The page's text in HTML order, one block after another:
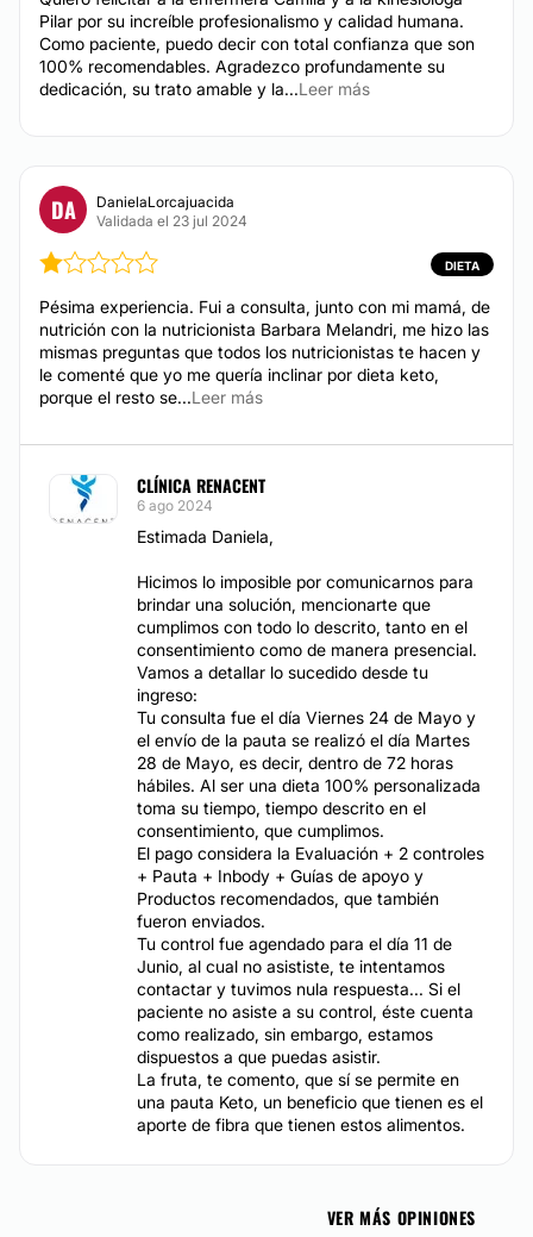
Lunares
Alopecia
Eliminar grasa localizada
Peeling
Drenaje linfático
Masaje reductivo
Carboxiterapia
Dieta
Cavitación
Radiofrecuencia
ESTÉTICA DENTAL
Endodoncia
Brackets
Diseño de Sonrisa
Blanquear dientes
Bruxismo
AUMENTO MAMARIO
El Aumento Mamario es una de las cirugías más
solicitadas en el área de la cirugía estética y Clínica
Renacent es uno de los líderes en la materia. El
procedimiento consiste en colocar un implante o
prótesis de silicona detrás de la glándula mamaria o el
músculo pectoral, con el fin de aumentar el tamaño
de las mamas. Se trata además de una intervención
ambulatoria, sin necesidad de pasar la noche en la
CONTACTAR
Pilar por su increíble profesionalismo y calidad humana.
Como paciente, puedo decir con total confianza que son
100% recomendables. Agradezco profundamente su
dedicación, su trato amable y la...Leer más
DA
DanielaLorcajuacida
Validada el 23 jul 2024
DIETA
Pésima experiencia. Fui a consulta, junto con mi mamá, de
nutrición con la nutricionista Barbara Melandri, me hizo las
mismas preguntas que todos los nutricionistas te hacen y
le comenté que yo me quería inclinar por dieta keto,
porque el resto se...Leer más
CLÍNICA RENACENT
6 ago 2024
Estimada Daniela,
Hicimos lo imposible por comunicarnos para
brindar una solución, mencionarte que
cumplimos con todo lo descrito, tanto en el
consentimiento como de manera presencial.
Vamos a detallar lo sucedido desde tu
ingreso:
Tu consulta fue el día Viernes 24 de Mayo y
el envío de la pauta se realizó el día Martes
28 de Mayo, es decir, dentro de 72 horas
hábiles. Al ser una dieta 100% personalizada
toma su tiempo, tiempo descrito en el
consentimiento, que cumplimos.
El pago considera la Evaluación + 2 controles
+ Pauta + Inbody + Guías de apoyo y
Productos recomendados, que también
fueron enviados.
Tu control fue agendado para el día 11 de
Junio, al cual no asististe, te intentamos
contactar y tuvimos nula respuesta... Si el
paciente no asiste a su control, éste cuenta
como realizado, sin embargo, estamos
dispuestos a que puedas asistir.
La fruta, te comento, que sí se permite en
una pauta Keto, un beneficio que tienen es el
aporte de fibra que tienen estos alimentos.
VER MÁS OPINIONES